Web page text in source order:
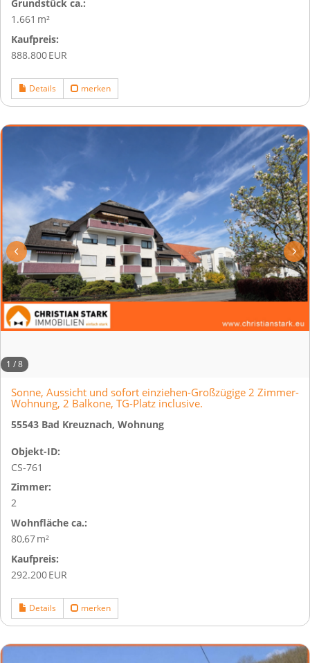
Grund­stück ca.:
1.661 m²
Kaufpreis:
888.800 EUR
Details merken
1 /8
Sonne, Aussicht und sofort einziehen-Großzügige 2 Zimmer-
Wohnung, 2 Balkone, TG-Platz inclusive.
55543 Bad Kreuznach, Wohnung
Objekt-ID:
CS-761
Zimmer:
2
Wohnfläche ca.:
80,67 m²
Kaufpreis:
292.200 EUR
Details merken